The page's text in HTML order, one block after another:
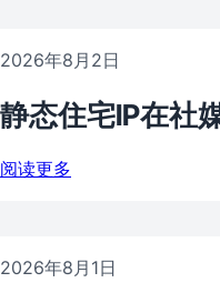
2026年8月2日
静态住宅IP在社
阅读更多
2026年8月1日